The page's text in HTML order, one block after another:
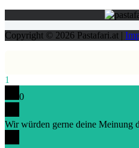
Copyright © 2026 Pastafari.at |
1
0
Wir würden gerne deine Meinung